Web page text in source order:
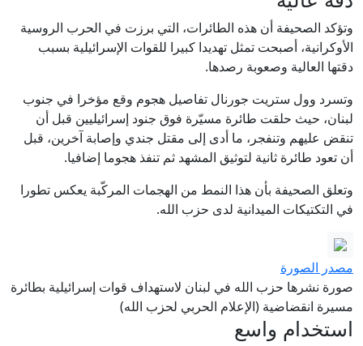
وتؤكد الصحيفة أن هذه الطائرات، التي برزت في الحرب الروسية
الأوكرانية، أصبحت تمثل تهديدا كبيرا للقوات الإسرائيلية بسبب
دقتها العالية وصعوبة رصدها.
وتسرد وول ستريت جورنال تفاصيل هجوم وقع مؤخرا في جنوب
لبنان، حيث حلقت طائرة مسيّرة فوق جنود إسرائيليين قبل أن
تنقض عليهم وتنفجر، ما أدى إلى مقتل جندي وإصابة آخرين، قبل
أن تعود طائرة ثانية لتوثيق المشهد ثم تنفذ هجوما إضافيا.
وتعلق الصحيفة بأن هذا النمط من الهجمات المركّبة يعكس تطورا
في التكتيكات الميدانية لدى حزب الله.
مصدر الصورة
صورة نشرها حزب الله في لبنان لاستهداف قوات إسرائيلية بطائرة
مسيرة انقضاضية (الإعلام الحربي لحزب الله)
استخدام واسع